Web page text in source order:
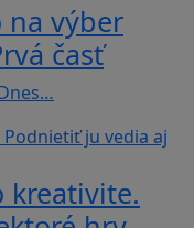
na výber
časť
kreativite.